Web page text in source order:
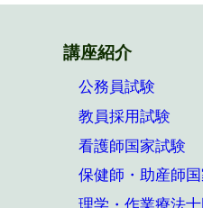
講座紹介
公務員試験
教員採用試験
看護師国家試験
保健師・助産師